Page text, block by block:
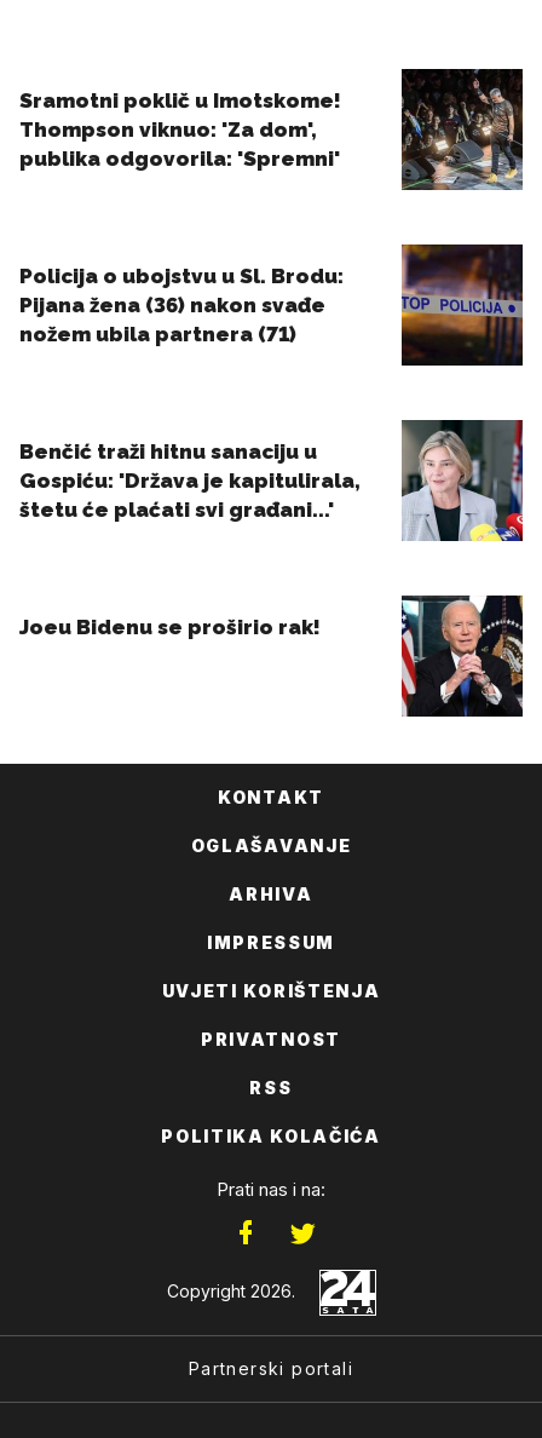
KONTAKT
OGLAŠAVANJE
ARHIVA
IMPRESSUM
UVJETI KORIŠTENJA
PRIVATNOST
RSS
POLITIKA KOLAČIĆA
Prati nas i na:
Copyright 2026.
Partnerski portali